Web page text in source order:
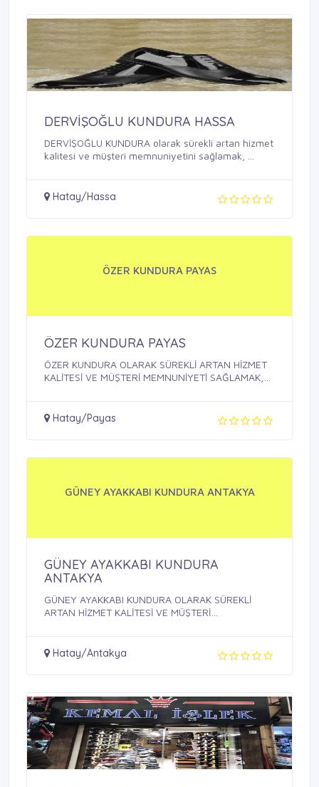
DERVİŞOĞLU KUNDURA HASSA
DERVİŞOĞLU KUNDURA olarak sürekli artan hizmet
kalitesi ve müşteri memnuniyetini sağlamak, ...
Hatay/Hassa
ÖZER KUNDURA PAYAS
ÖZER KUNDURA PAYAS
ÖZER KUNDURA OLARAK SÜREKLİ ARTAN HİZMET
KALİTESİ VE MÜŞTERİ MEMNUNİYETİ SAĞLAMAK,
Hatay/Payas
GÜNEY AYAKKABI KUNDURA ANTAKYA
GÜNEY AYAKKABI KUNDURA
ANTAKYA
GÜNEY AYAKKABI KUNDURA OLARAK SÜREKLİ
ARTAN HİZMET KALİTESİ VE MÜŞTERİ
Hatay/Antakya